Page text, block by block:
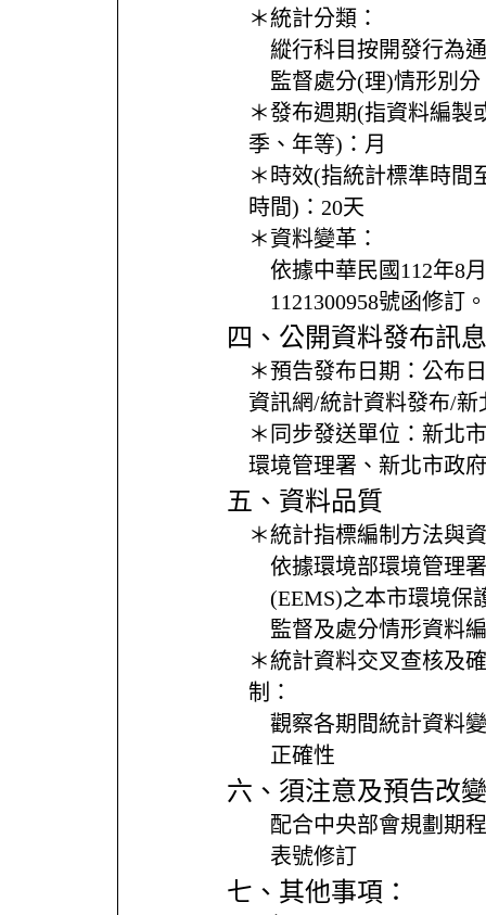
＊統計分類：
縱行科目按開發行為
監督處分(理)情形別分
＊發布週期(指資料編製
季、年等)： 月
＊時效(指統計標準時間
時間)： 20天
＊資料變革：
依據中華民國112年8
1121300958號函修訂。
四、公開資料發布訊息
＊預告發布日期： 公布
資訊網/統計資料發布/
＊同步發送單位： 新北
環境管理署、新北市政
五、資料品質
＊統計指標編制方法與
依據環境部環境管理
(EEMS)之本市環境保
監督及處分情形資料
＊統計資料交叉查核及
制：
觀察各期間統計資料
正確性
六、須注意及預告改
配合中央部會規劃期
表號修訂
七、其他事項：